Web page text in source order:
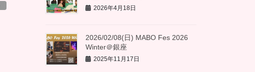
2026年4月18日
2026/02/08(日) MABO Fes 2026
Winter＠銀座
2025年11月17日